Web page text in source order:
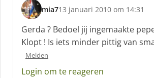
mia7
s
c
h
r
e
13 januari 2010 om 14:31
Gerda ? Bedoel jij ingemaakte
Klopt ! Is iets minder pittig van
Melden
Login om te reageren